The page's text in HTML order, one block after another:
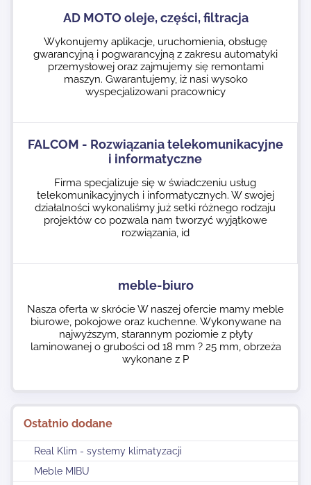
Ostatnio dodane
Real Klim - systemy klimatyzacji
Meble MIBU
AD MOTO oleje, części, filtracja
Wykonujemy aplikacje, uruchomienia, obsługę
gwarancyjną i pogwarancyjną z zakresu automatyki
przemysłowej oraz zajmujemy się remontami
maszyn. Gwarantujemy, iż nasi wysoko
wyspecjalizowani pracownicy
FALCOM - Rozwiązania telekomunikacyjne
i informatyczne
Firma specjalizuje się w świadczeniu usług
telekomunikacyjnych i informatycznych. W swojej
działalności wykonaliśmy już setki różnego rodzaju
projektów co pozwala nam tworzyć wyjątkowe
rozwiązania, id
meble-biuro
Nasza oferta w skrócie W naszej ofercie mamy meble
biurowe, pokojowe oraz kuchenne. Wykonywane na
najwyższym, starannym poziomie z płyty
laminowanej o grubości od 18 mm ? 25 mm, obrzeża
wykonane z P